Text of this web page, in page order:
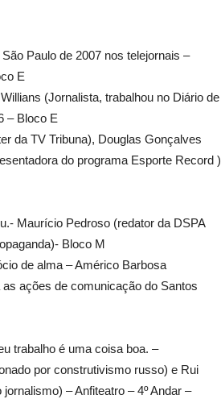
Paulo de 2007 nos telejornais –
E
(Jornalista, trabalhou no Diário de
– Bloco E
da TV Tribuna), Douglas Gonçalves
do programa Esporte Record )
Maurício Pedroso (redator da DSPA
Bloco M
de alma – Américo Barbosa
ações de comunicação do Santos
trabalho é uma coisa boa. –
por construtivismo russo) e Rui
– Anfiteatro – 4º Andar –